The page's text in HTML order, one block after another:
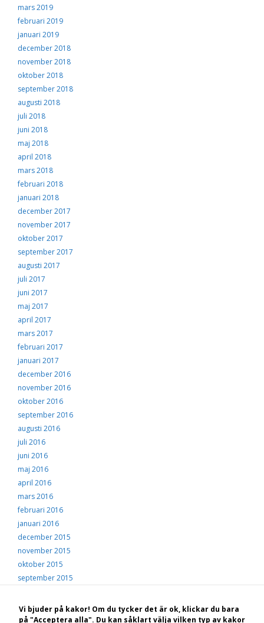
mars 2019
februari 2019
januari 2019
december 2018
november 2018
oktober 2018
september 2018
augusti 2018
juli 2018
juni 2018
maj 2018
april 2018
mars 2018
februari 2018
januari 2018
december 2017
november 2017
oktober 2017
september 2017
augusti 2017
juli 2017
juni 2017
maj 2017
april 2017
mars 2017
februari 2017
januari 2017
december 2016
november 2016
oktober 2016
september 2016
augusti 2016
juli 2016
juni 2016
maj 2016
april 2016
mars 2016
februari 2016
januari 2016
december 2015
november 2015
oktober 2015
september 2015
juli 2015
juni 2015
Vi bjuder på kakor! Om du tycker det är ok, klickar du bara
på "Acceptera alla". Du kan såklart välja vilken typ av kakor